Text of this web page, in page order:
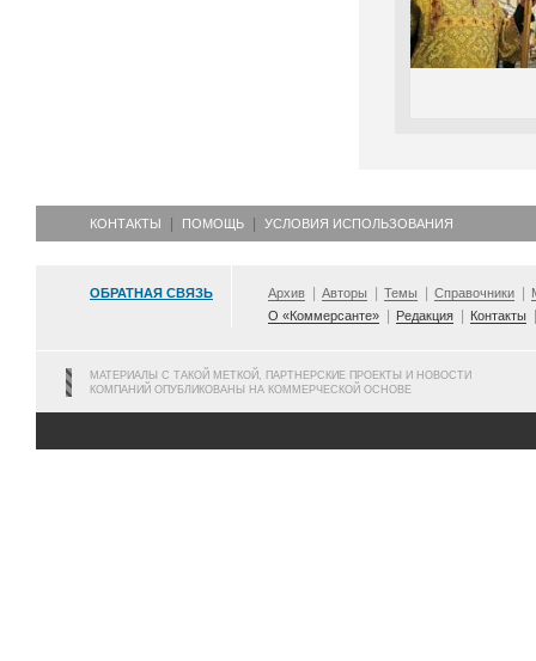
КОНТАКТЫ ПОМОЩЬ УСЛОВИЯ ИСПОЛЬЗОВАНИЯ
ОБРАТНАЯ СВЯЗЬ Архив Авторы Темы Справочники
О «Коммерсанте»
Редакция Контакты
МАТЕРИАЛЫ С ТАКОЙ МЕТКОЙ, ПАРТНЕРСКИЕ ПРОЕКТЫ И НОВОСТИ
КОМПАНИЙ ОПУБЛИКОВАНЫ НА КОММЕРЧЕСКОЙ ОСНОВЕ